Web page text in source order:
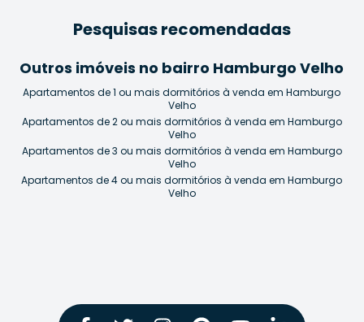
Pesquisas recomendadas
Outros imóveis no bairro Hamburgo Velho
Apartamentos de 1 ou mais dormitórios à venda em Hamburgo
Velho
Apartamentos de 2 ou mais dormitórios à venda em Hamburgo
Velho
Apartamentos de 3 ou mais dormitórios à venda em Hamburgo
Velho
Apartamentos de 4 ou mais dormitórios à venda em Hamburgo
Velho